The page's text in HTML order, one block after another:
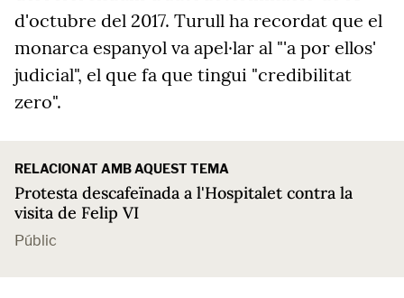
d'octubre del 2017. Turull ha recordat que el
monarca espanyol va apel·lar al "'a por ellos'
judicial", el que fa que tingui "credibilitat
zero".
RELACIONAT AMB AQUEST TEMA
Protesta descafeïnada a l'Hospitalet contra la
visita de Felip VI
Públic